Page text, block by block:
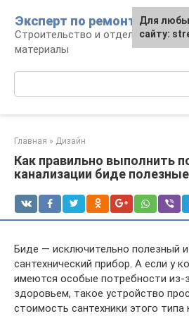
контенту
Эксперт по ремонту
Строительство и отделка:
материалы
Главная » Дизайн
Как правильно выполнить
канализации биде
Биде — исключительно полезный
сантехнический прибор. А если у
имеются особые потребности из-
здоровьем, такое устройство
стоимость сантехники этого
Для
сайту:
Для
сайту: